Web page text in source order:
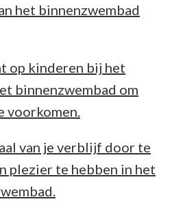
het binnenzwembad
op kinderen bij het
binnenzwembad om
voorkomen.
van je verblijf door te
plezier te hebben in het